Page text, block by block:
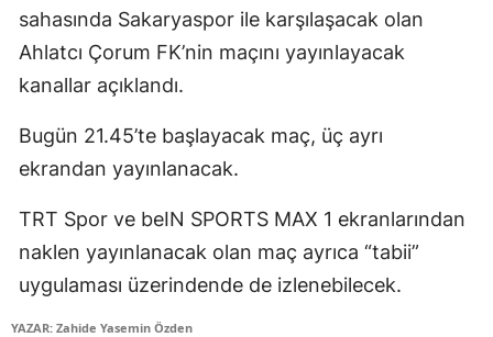
Giresun
Gümüşhane
Hatay
İstanbul
sahasında Sakaryaspor ile karşılaşacak olan
Ahlatcı Çorum FK’nin maçını yayınlayacak
kanallar açıklandı.
Bugün 21.45’te başlayacak maç, üç ayrı
ekrandan yayınlanacak.
TRT Spor ve beIN SPORTS MAX 1 ekranlarından
naklen yayınlanacak olan maç ayrıca “tabii”
uygulaması üzerindende de izlenebilecek.
YAZAR: Zahide Yasemin Özden